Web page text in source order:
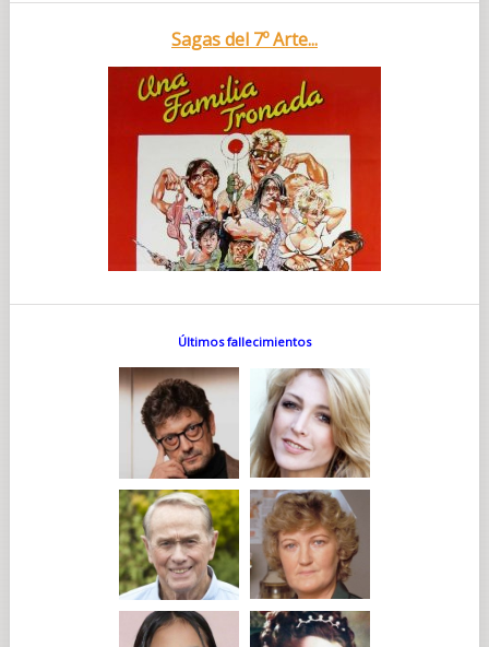
Sagas del 7º Arte...
Últimos fallecimientos